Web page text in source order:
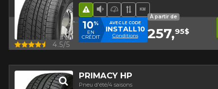
Faible niveau sonore
Pneu haute performance
Bande de roulement
Haut kilométrage
Hasard routier
Aperçu 4.5/5
10%
EN
CRÉDIT
AVEC LE CODE
INSTALL10
Conditions
À partir de
257,95$
PRIMACY HP
Pneu d'été/4 saisons